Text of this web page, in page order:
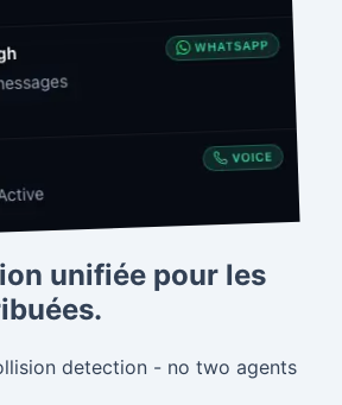
unifiée pour les
detection - no two agents